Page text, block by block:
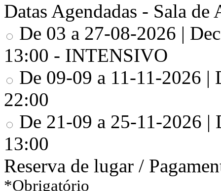
Datas Agendadas - Sala
De 03 a 27-08-2026 |
13:00 - INTENSIVO
De 09-09 a 11-11-2026 |
22:00
De 21-09 a 25-11-2026 |
13:00
Reserva de lugar /
*Obrigatório